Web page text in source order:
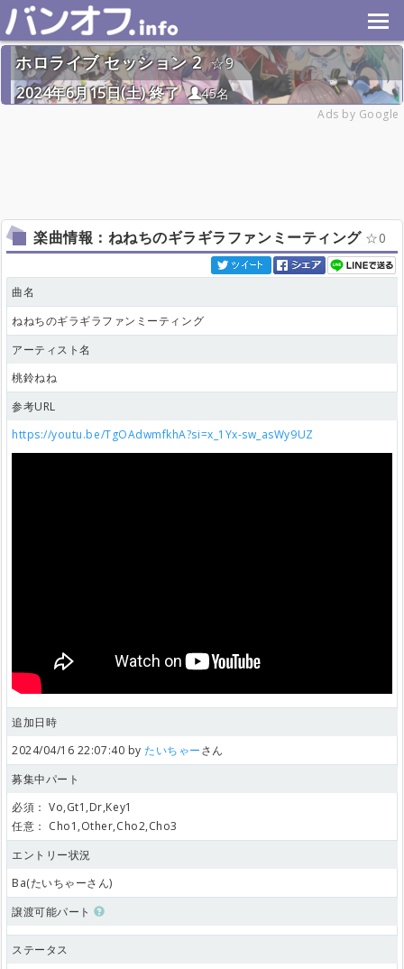
ホロライブ セッション 2
9
2024年6月15日(土) 終了
45名
Ads by Google
楽曲情報：ねねちのギラギラファンミーティング 0
曲名
ねねちのギラギラファンミーティング
アーティスト名
桃鈴ねね
参考URL
https://youtu.be/TgOAdwmfkhA?si=x_1Yx-sw_asWy9UZ
追加日時
2024/04/16 22:07:40 byたいちゃーさん
募集中パート
必須： Vo,Gt1,Dr,Key1
任意： Cho1,Other,Cho2,Cho3
エントリー状況
Ba(たいちゃーさん)
譲渡可能パート
ステータス